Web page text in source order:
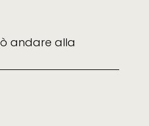
andare alla